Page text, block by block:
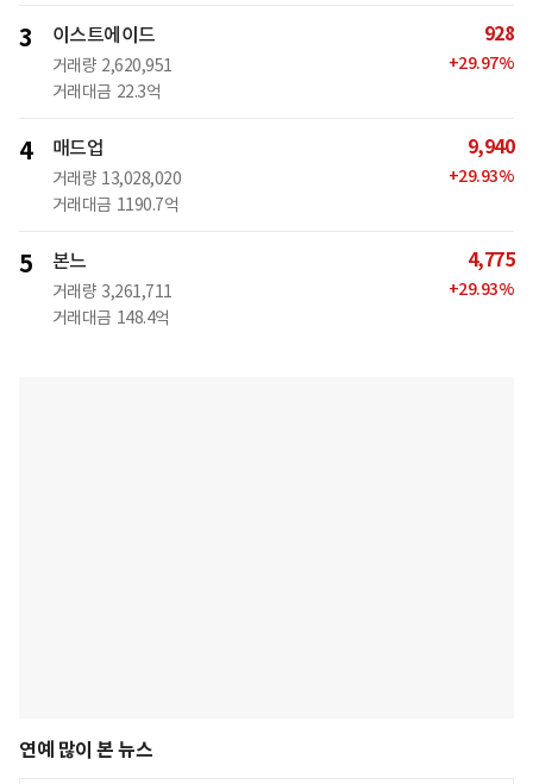
3 이스트에이드
거래량 2,620,951
거래대금 22.3억
928
+29.97%
4 매드업
거래량 13,028,020
거래대금 1190.7억
9,940
+29.93%
5 본느
거래량 3,261,711
거래대금 148.4억
4,775
+29.93%
연예 많이 본 뉴스